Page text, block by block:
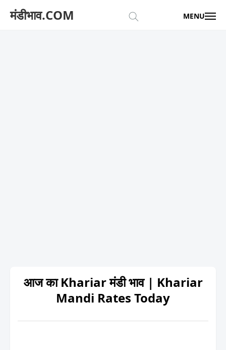
मंडीभाव.COM MENU
आज का Khariar मंडी भाव | Khariar
Mandi Rates Today